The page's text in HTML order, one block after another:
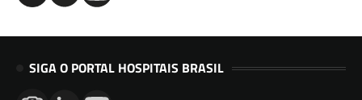
SIGA O PORTAL HOSPITAIS BRASIL